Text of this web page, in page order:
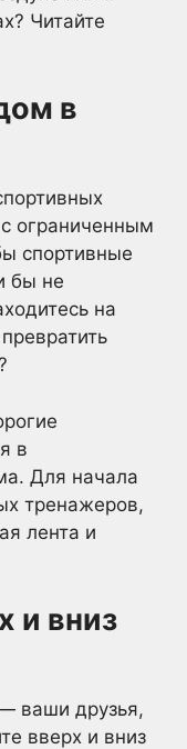
Читайте
в
ограниченным
спортивные
бы не
на
в
Для начала
тренажеров,
лента и
и вниз
ваши друзья,
вверх и вниз